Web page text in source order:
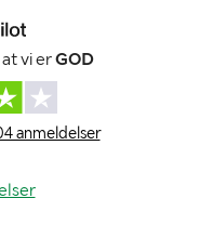
vi erGOD
anmeldelser